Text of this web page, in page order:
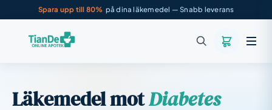
Spara upp till 80% på dina läkemedel — Snabb leverans
Läkemedel motDiabetes